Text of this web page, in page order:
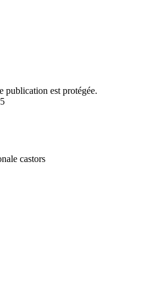
publication est protégée.
castors